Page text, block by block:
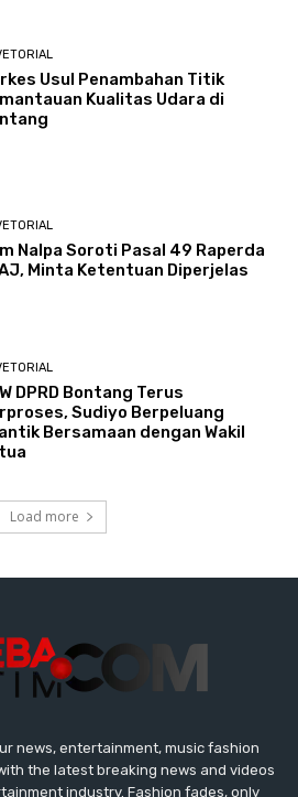
news, entertainment, music fashion
the latest breaking news and videos
industry. Fashion fades, only